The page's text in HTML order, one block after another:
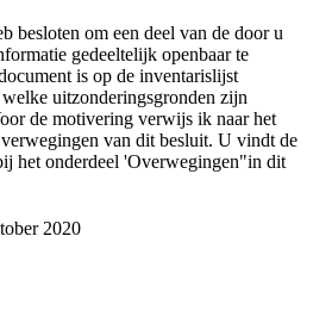
besloten om een deel van de door u
gedeeltelijk openbaar te
is op de inventarislijst
welke uitzonderingsgronden zijn
de motivering verwijs ik naar het
van dit besluit. U vindt de
het onderdeel 'Overwegingen"in dit
2020